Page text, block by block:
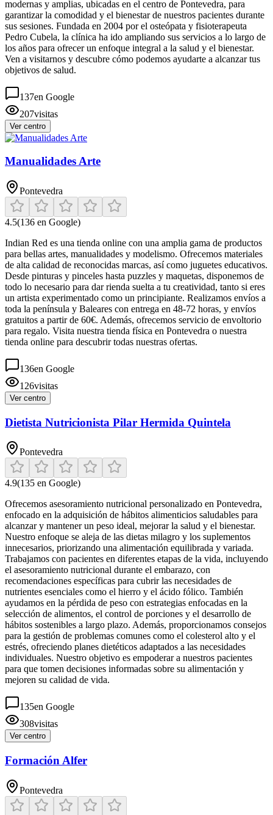
modernas y amplias, ubicadas en el centro de Pontevedra, para
garantizar la comodidad y el bienestar de nuestros pacientes durante
sus sesiones. Fundada en 2004 por el osteópata y fisioterapeuta
Pedro Cubela, la clínica ha ido ampliando sus servicios a lo largo de
los años para ofrecer un enfoque integral a la salud y el bienestar.
Ven a visitarnos y descubre cómo podemos ayudarte a alcanzar tus
objetivos de salud.
137en Google
207visitas
Ver centro
Manualidades Arte
Pontevedra
4.5(136 en Google)
Indian Red es una tienda online con una amplia gama de productos
para bellas artes, manualidades y modelismo. Ofrecemos materiales
de alta calidad de reconocidas marcas, así como juguetes educativos.
Desde pinturas y pinceles hasta puzzles y maquetas, disponemos de
todo lo necesario para dar rienda suelta a tu creatividad, tanto si eres
un artista experimentado como un principiante. Realizamos envíos a
toda la península y Baleares con entrega en 48-72 horas, y envíos
gratuitos a partir de 60€. Además, ofrecemos servicio de envoltorio
para regalo. Visita nuestra tienda física en Pontevedra o nuestra
tienda online para descubrir todas nuestras ofertas.
136en Google
126visitas
Ver centro
Dietista Nutricionista Pilar Hermida Quintela
Pontevedra
4.9(135 en Google)
Ofrecemos asesoramiento nutricional personalizado en Pontevedra,
enfocado en la adquisición de hábitos alimenticios saludables para
alcanzar y mantener un peso ideal, mejorar la salud y el bienestar.
Nuestro enfoque se aleja de las dietas milagro y los suplementos
innecesarios, priorizando una alimentación equilibrada y variada.
Trabajamos con pacientes en diferentes etapas de la vida, incluyendo
el asesoramiento nutricional durante el embarazo, con
recomendaciones específicas para cubrir las necesidades de
nutrientes esenciales como el hierro y el ácido fólico. También
ayudamos en la pérdida de peso con estrategias enfocadas en la
selección de alimentos, el control de porciones y el desarrollo de
hábitos sostenibles a largo plazo. Además, proporcionamos consejos
para la gestión de problemas comunes como el colesterol alto y el
estrés, ofreciendo planes dietéticos adaptados a las necesidades
individuales. Nuestro objetivo es empoderar a nuestros pacientes
para que tomen decisiones informadas sobre su alimentación y
mejoren su calidad de vida.
135en Google
308visitas
Ver centro
Formación Alfer
Pontevedra